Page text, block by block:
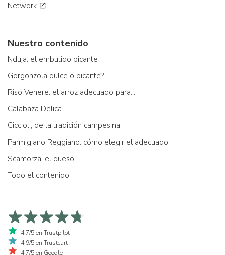
Network
Nuestro contenido
Nduja: el embutido picante
Gorgonzola dulce o picante?
Riso Venere: el arroz adecuado para...
Calabaza Delica
Ciccioli, de la tradición campesina
Parmigiano Reggiano: cómo elegir el adecuado
Scamorza: el queso ...
Todo el contenido
4,7/5 en Trustpilot
4,9/5 en Trustcart
4,7/5 en Google